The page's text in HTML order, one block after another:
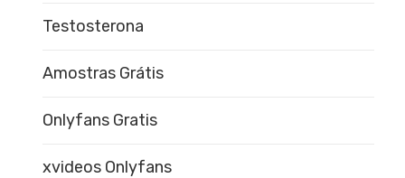
Testosterona
Amostras Grátis
Onlyfans Gratis
xvideos Onlyfans